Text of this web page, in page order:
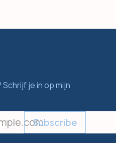
je in op mijn
Subscribe